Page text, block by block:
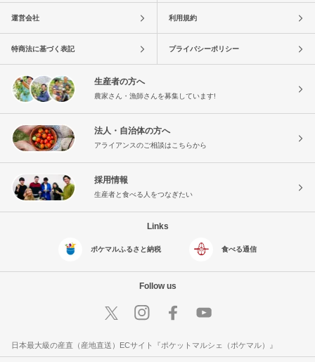
運営会社 利用規約
特商法に基づく表記 プライバシーポリシー
生産者の方へ
農家さん・漁師さんを募集しています!
法人・自治体の方へ
アライアンスのご相談はこちらから
採用情報
生産者と食べる人をつなぎたい
Links
ポケマルふるさと納税 食べる通信
Follow us
日本最大級の産直（産地直送）ECサイト『ポケットマルシェ（ポケマル）』